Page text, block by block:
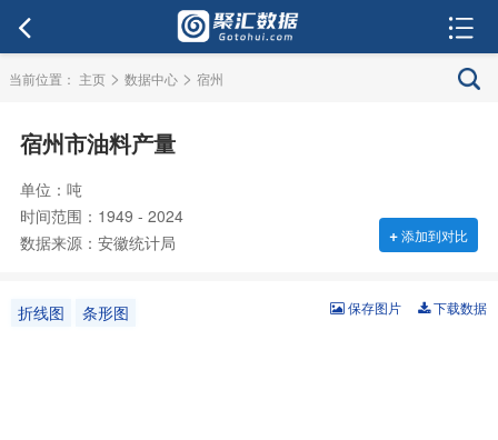
当前位置： 主页 > 数据中心 > 宿州
宿州市油料产量
单位：吨
时间范围：1949 - 2024
数据来源：安徽统计局
+添加到对比
折线图 条形图 下载数据
保存图片